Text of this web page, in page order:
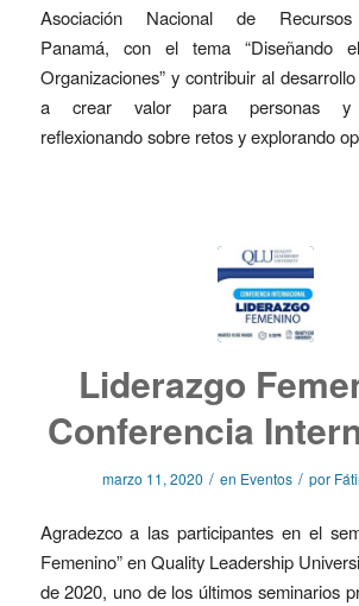
Asociación Nacional de
Panamá, con el tema “Diseñando
Organizaciones” y contribuir al
a crear valor para personas y
reflexionando sobre retos y explorando
Liderazgo
Conferencia
marzo 11, 2020 / en Eventos / por
Agradezco a las participantes en el
Femenino” enQuality Leadership
de 2020, uno de los últimos seminarios